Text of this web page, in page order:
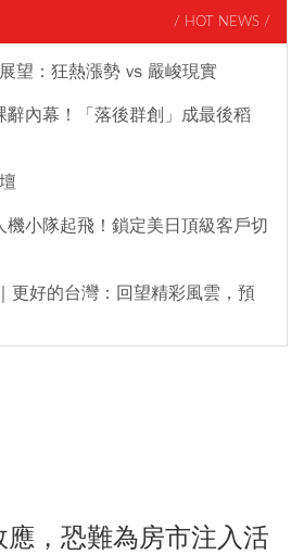
/ HOT NEWS /
望：狂熱漲勢 vs 嚴峻現實
辭內幕！「落後群創」成最後稻
小隊起飛！鎖定美日頂級客戶切
更好的台灣：回望精彩風雲，預
，恐難為房市注入活